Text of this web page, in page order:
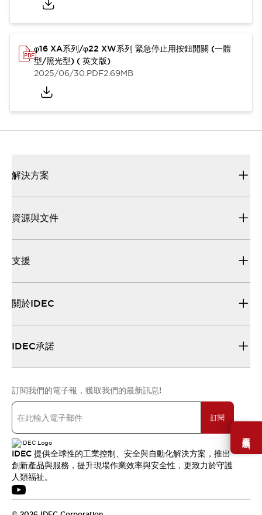
需要幫助嗎？
φ16 XA系列/φ22 XW系列 緊急停止用按鈕開關 (一體
型/照光型) ( 英文版)
2025/06/30.PDF2.69MB
解決方案
資源與文件
支援
關於IDEC
IDEC承諾
訂閱我們的電子報，獲取我們的最新訊息!
訂閱
IDEC 提供全球性的工業控制、安全與自動化解決方案，推出
創新產品與服務，提升現場作業效率與安全性，更致力於守護
人類福祉。